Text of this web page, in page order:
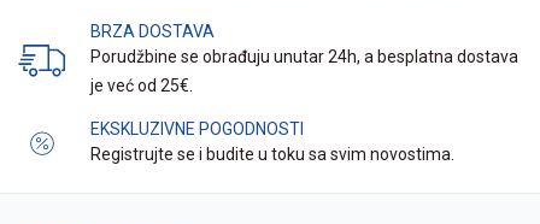
BRZA DOSTAVA
Porudžbine se obrađuju unutar 24h, a besplatna dostava
je već od 25€.
EKSKLUZIVNE POGODNOSTI
Registrujte se i budite u toku sa svim novostima.